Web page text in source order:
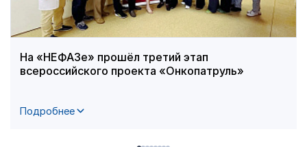
На «НЕФАЗе» прошёл третий этап
всероссийского проекта «Онкопатруль»
Подробнее